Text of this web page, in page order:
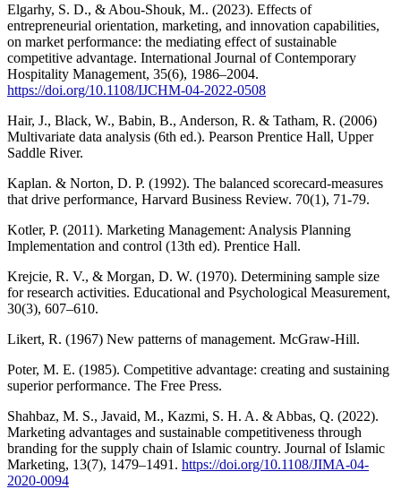
Elgarhy, S. D., & Abou-Shouk, M.. (2023). Effects of
entrepreneurial orientation, marketing, and innovation capabilities,
on market performance: the mediating effect of sustainable
competitive advantage. International Journal of Contemporary
Hospitality Management, 35(6), 1986–2004.
https://doi.org/10.1108/IJCHM-04-2022-0508
Hair, J., Black, W., Babin, B., Anderson, R. & Tatham, R. (2006)
Multivariate data analysis (6th ed.). Pearson Prentice Hall, Upper
Saddle River.
Kaplan. & Norton, D. P. (1992). The balanced scorecard-measures
that drive performance, Harvard Business Review. 70(1), 71-79.
Kotler, P. (2011). Marketing Management: Analysis Planning
Implementation and control (13th ed). Prentice Hall.
Krejcie, R. V., & Morgan, D. W. (1970). Determining sample size
for research activities. Educational and Psychological Measurement,
30(3), 607–610.
Likert, R. (1967) New patterns of management. McGraw-Hill.
Poter, M. E. (1985). Competitive advantage: creating and sustaining
superior performance. The Free Press.
Shahbaz, M. S., Javaid, M., Kazmi, S. H. A. & Abbas, Q. (2022).
Marketing advantages and sustainable competitiveness through
branding for the supply chain of Islamic country. Journal of Islamic
Marketing, 13(7), 1479–1491. https://doi.org/10.1108/JIMA-04-
2020-0094